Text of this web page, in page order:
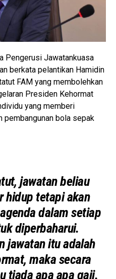
Pengerusi Jawatankuasa
berkata pelantikan Hamidin
FAM yang membolehkan
Presiden Kehormat
yang memberi
pembangunan bola sepak
jawatan beliau
hidup tetapi akan
dalam setiap
diperbaharui.
jawatan itu adalah
maka secara
tiada apa apa gaji.